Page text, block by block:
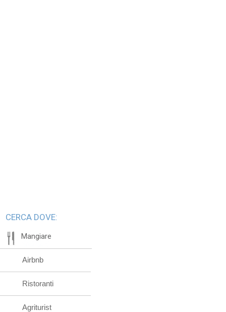
CERCA DOVE:
Mangiare
Airbnb
Ristoranti
Agriturist